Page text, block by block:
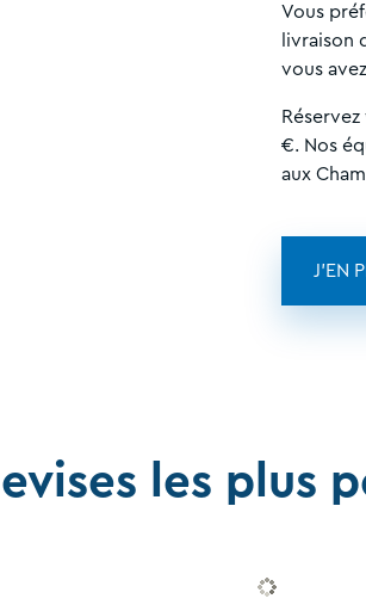
Vous
livraison
vous
€. Nos
aux
J'EN
les plus